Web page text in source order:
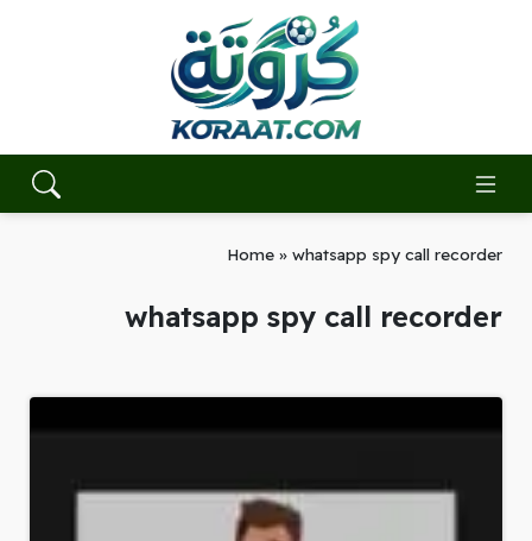
Home » whatsapp spy call recorder
whatsapp spy call recorder